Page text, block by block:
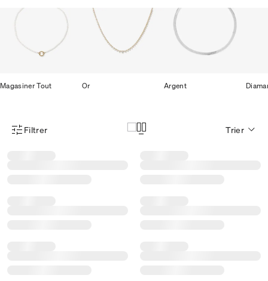
Magasiner Tout Or Argent
Menu des filtres d'articles
Filtrer Trier